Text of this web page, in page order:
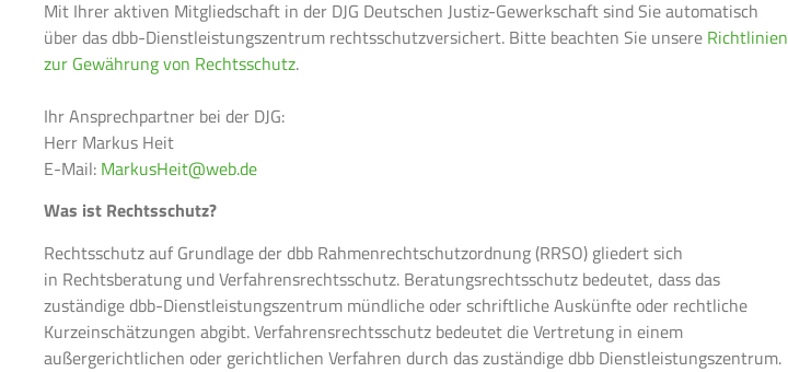
Mit Ihrer aktiven Mitgliedschaft in der DJG Deutschen Justiz-Gewerkschaft sind Sie automatisch
über das dbb-Dienstleistungszentrum rechtsschutzversichert. Bitte beachten Sie unsere Richtlinien
zur Gewährung von Rechtsschutz.
Ihr Ansprechpartner bei der DJG:
Herr Markus Heit
E-Mail: MarkusHeit@web.de
Was ist Rechtsschutz?
Rechtsschutz auf Grundlage der dbb Rahmenrechtschutzordnung (RRSO) gliedert sich
in Rechtsberatung und Verfahrensrechtsschutz. Beratungsrechtsschutz bedeutet, dass das
zuständige dbb-Dienstleistungszentrum mündliche oder schriftliche Auskünfte oder rechtliche
Kurzeinschätzungen abgibt. Verfahrensrechtsschutz bedeutet die Vertretung in einem
außergerichtlichen oder gerichtlichen Verfahren durch das zuständige dbb Dienstleistungszentrum.